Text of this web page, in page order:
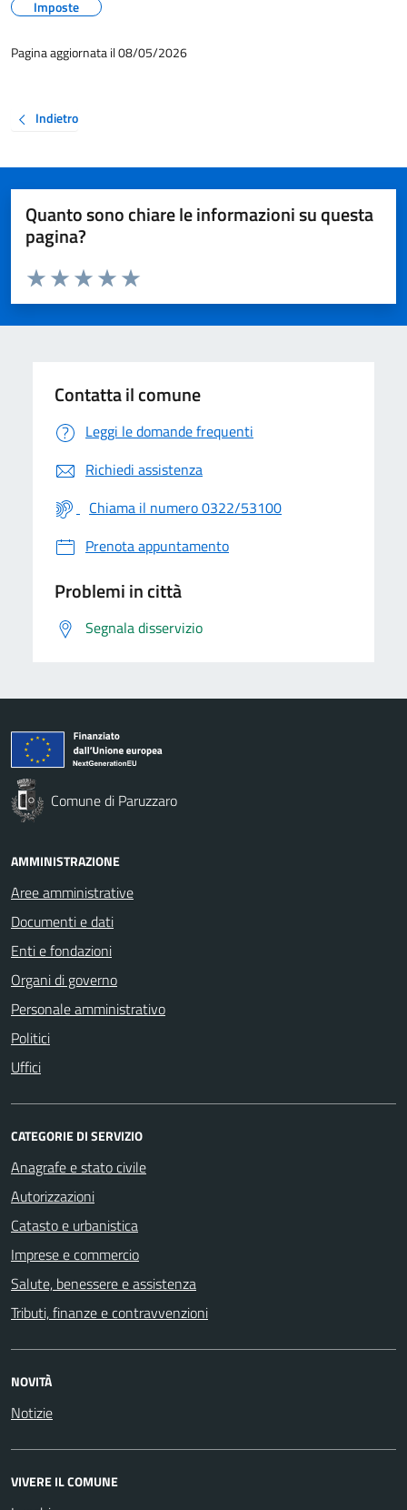
Imposte
Pagina aggiornata il 08/05/2026
Indietro
Quanto sono chiare le informazioni su questa
pagina?
Valuta da 1 a 5 stelle la pagina
Valuta 5 stelle su 5
Valuta 4 stelle su 5
Valuta 3 stelle su 5
Valuta 2 stelle su 5
Valuta 1 stelle su 5
Contatta il comune
Leggi le domande frequenti
Richiedi assistenza
Chiama il numero 0322/53100
Prenota appuntamento
Problemi in città
Segnala disservizio
Comune di Paruzzaro
AMMINISTRAZIONE
Aree amministrative
Documenti e dati
Enti e fondazioni
Organi di governo
Personale amministrativo
Politici
Uffici
CATEGORIE DI SERVIZIO
Anagrafe e stato civile
Autorizzazioni
Catasto e urbanistica
Imprese e commercio
Salute, benessere e assistenza
Tributi, finanze e contravvenzioni
NOVITÀ
Notizie
VIVERE IL COMUNE